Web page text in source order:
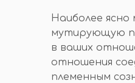
Наиболее
мутирующую
в ваших
отношения
племенным